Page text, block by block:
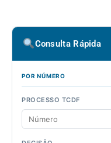
Consulta Rápida
POR NÚMERO
PROCESSO TCDF